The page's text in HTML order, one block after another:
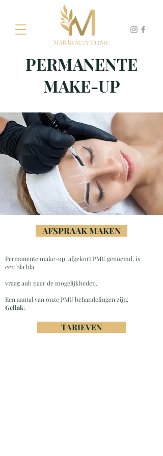
PERMANENTE
MAKE-UP
AFSPRAAK MAKEN
Permanente make-up, afgekort PMU genoemd, is
een bla bla
vraag aub naar de mogelijkheden.
Een aantal van onze PMU behandelingen zijn:
Gellak:
TARIEVEN